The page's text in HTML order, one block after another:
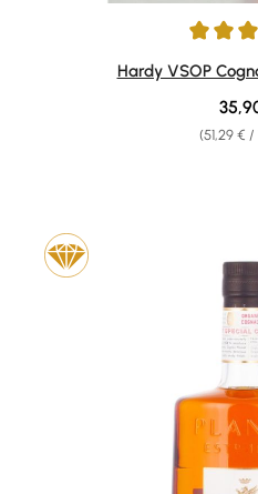
Durchschnittliche Bewertung
Hardy VSOP
(51,29 € /